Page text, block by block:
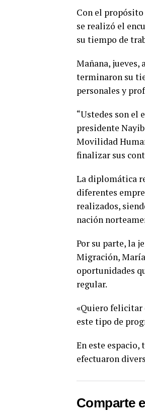
Con el
se realizó el
su tiempo de
Mañana, jueves,
terminaron su
personales y
“Ustedes son el
presidente
Movilidad
finalizar sus
La diplomática
diferentes
realizados,
nación
Por su parte, la
Migración,
oportunidades
regular.
«Quiero felicitar
este tipo de
En este espacio,
efectuaron
Comparte